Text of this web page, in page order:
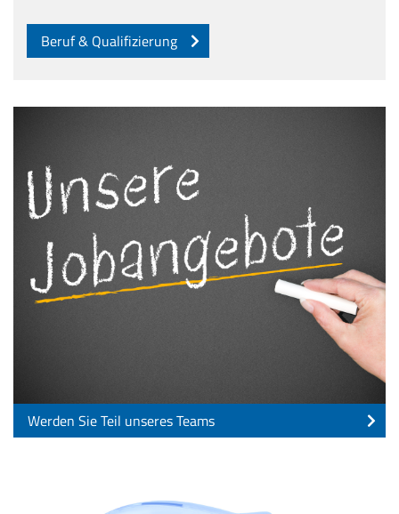
Beruf & Qualifizierung
Werden Sie Teil unseres Teams